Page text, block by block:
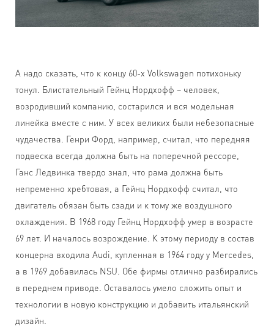
А надо сказать, что к концу 60-х Volkswagen потихоньку
тонул. Блистательный Гейнц Нордхофф – человек,
возродивший компанию, состарился и вся модельная
линейка вместе с ним. У всех великих были небезопасные
чудачества. Генри Форд, например, считал, что передняя
подвеска всегда должна быть на поперечной рессоре,
Ганс Ледвинка твердо знал, что рама должна быть
непременно хребтовая, а Гейнц Нордхофф считал, что
двигатель обязан быть сзади и к тому же воздушного
охлаждения. В 1968 году Гейнц Нордхофф умер в возрасте
69 лет. И началось возрождение. К этому периоду в состав
концерна входила Audi, купленная в 1964 году у Mercedes,
а в 1969 добавилась NSU. Обе фирмы отлично разбирались
в переднем приводе. Оставалось умело сложить опыт и
технологии в новую конструкцию и добавить итальянский
дизайн.